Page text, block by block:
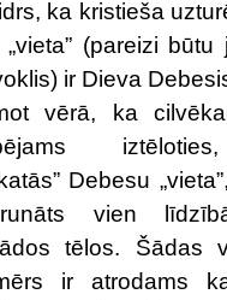
ka kristieša
(pareizi būtu
ir Dieva
vērā, ka
Debesu
vien
tēlos. Šādas
ir atrodams